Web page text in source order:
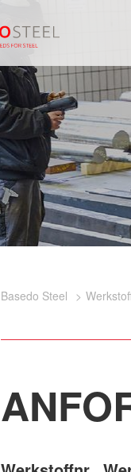
Basedo Steel